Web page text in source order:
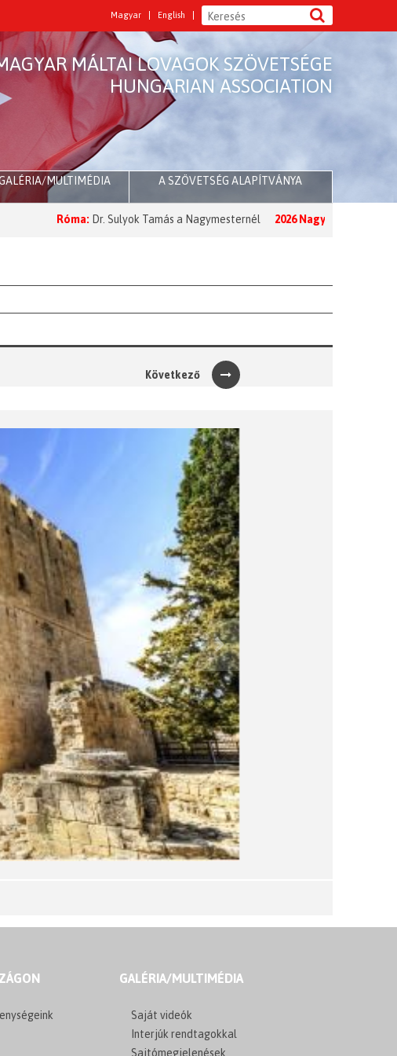
Magyar English
MÁLTAI LOVAGOK SZÖVETSÉGE
HUNGARIAN ASSOCIATION
MULTIMÉDIA A SZÖVETSÉG ALAPÍTVÁNYA
Dr. Sulyok Tamás a Nagymesternél 2026 Nagyböjt:A Nagymester
Következő
Next
GALÉRIA/MULTIMÉDIA
Saját videók
Interjúk rendtagokkal
Sajtómegjelenések